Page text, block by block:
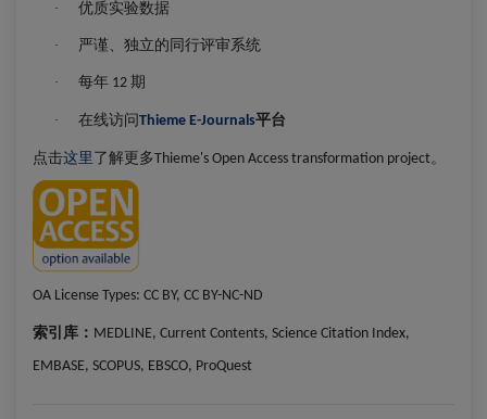
· 优质实验数据
· 严谨、独立的同行评审系统
· 每年 12 期
· 在线访问Thieme E-Journals平台
点击这里了解更多Thieme's Open Access transformation project。
OA License Types: CC BY, CC BY-NC-ND
索引库： MEDLINE, Current Contents, Science Citation Index,
EMBASE, SCOPUS, EBSCO, ProQuest